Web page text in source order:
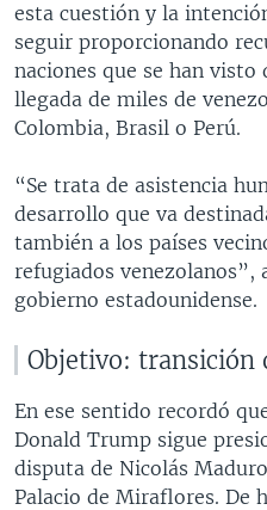
esta cuestión y la
seguir proporcionando
naciones que se han visto
llegada de miles de
Colombia, Brasil o Perú.
“Se trata de asistencia
desarrollo que va
también a los países
refugiados venezolanos”,
gobierno estadounidense.
Objetivo: transición
En ese sentido recordó
Donald Trump sigue
disputa de Nicolás
Palacio de Miraflores. De